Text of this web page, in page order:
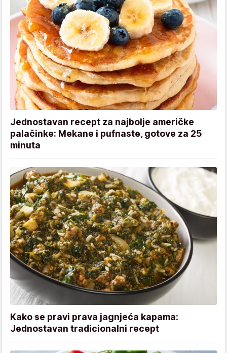
Jednostavan recept za najbolje američke
palačinke: Mekane i pufnaste, gotove za 25
minuta
Kako se pravi prava jagnjeća kapama:
Jednostavan tradicionalni recept